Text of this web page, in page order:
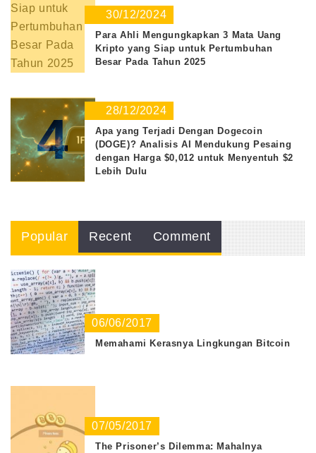
30/12/2024
Para Ahli Mengungkapkan 3 Mata Uang
Kripto yang Siap untuk Pertumbuhan
Besar Pada Tahun 2025
4 28/12/2024
Apa yang Terjadi Dengan Dogecoin
(DOGE)? Analisis AI Mendukung Pesaing
dengan Harga $0,012 untuk Menyentuh $2
Lebih Dulu
Popular Recent Comment
06/06/2017
Memahami Kerasnya Lingkungan Bitcoin
07/05/2017
The Prisoner’s Dilemma: Mahalnya